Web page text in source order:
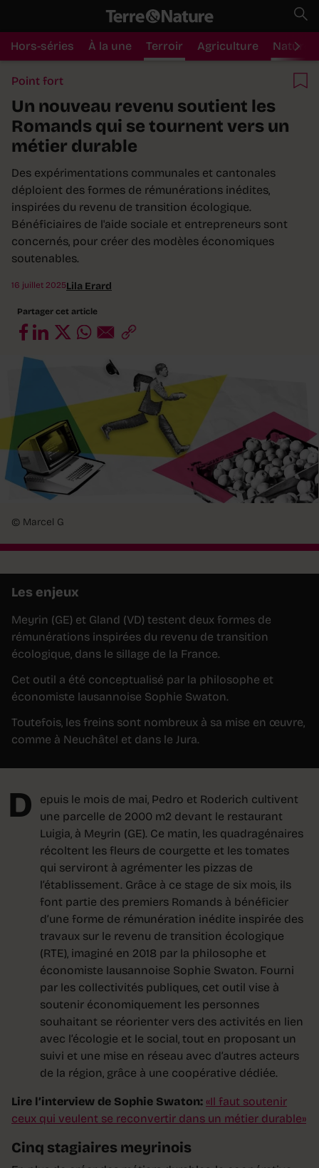
Hors-séries À la une Terroir Agriculture Nature
Point fort
Un nouveau revenu soutient les
Romands qui se tournent vers un
métier durable
Des expérimentations communales et cantonales
déploient des formes de rémunérations inédites,
inspirées du revenu de transition écologique.
Bénéficiaires de l'aide sociale et entrepreneurs sont
concernés, pour créer des modèles économiques
soutenables.
16 juillet 2025Lila Erard
Partager cet article
© Marcel G
Les enjeux
Meyrin (GE) et Gland (VD) testent deux formes de
rémunérations inspirées du revenu de transition
écologique, dans le sillage de la France.
Cet outil a été conceptualisé par la philosophe et
économiste lausannoise Sophie Swaton.
Toutefois, les freins sont nombreux à sa mise en œuvre,
comme à Neuchâtel et dans le Jura.
D
epuis le mois de mai, Pedro et Roderich cultivent
une parcelle de 2000 m2 devant le restaurant
Luigia, à Meyrin (GE). Ce matin, les quadragénaires
récoltent les fleurs de courgette et les tomates
qui serviront à agrémenter les pizzas de
l’établissement. Grâce à ce stage de six mois, ils
font partie des premiers Romands à bénéficier
d’une forme de rémunération inédite inspirée des
travaux sur le revenu de transition écologique
(RTE), imaginé en 2018 par la philosophe et
économiste lausannoise Sophie Swaton. Fourni
par les collectivités publiques, cet outil vise à
soutenir économiquement les personnes
souhaitant se réorienter vers des activités en lien
avec l’écologie et le social, tout en proposant un
suivi et une mise en réseau avec d’autres acteurs
de la région, grâce à une coopérative dédiée.
Lire l’interview de Sophie Swaton: «Il faut soutenir
ceux qui veulent se reconvertir dans un métier durable»
Cinq stagiaires meyrinois